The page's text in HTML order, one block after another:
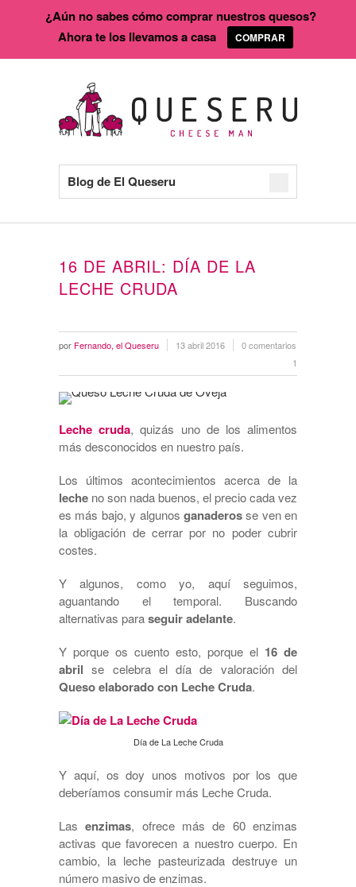
Blog de El Queseru
16 DE ABRIL: DÍA DE LA
LECHE CRUDA
por Fernando, el Queseru 13 abril 2016
0 comentarios
1
Leche cruda, quizás uno de los alimentos
más desconocidos en nuestro país.
Los últimos acontecimientos acerca de la
leche no son nada buenos, el precio cada vez
es más bajo, y algunos ganaderosse ven en
la obligación de cerrar por no poder cubrir
costes.
Y algunos, como yo, aquí seguimos,
aguantando el temporal. Buscando
alternativas paraseguir adelante.
Y porque os cuento esto, porque el 16 de
abril se celebra el día de valoración del
Queso elaborado con Leche Cruda.
Día de La Leche Cruda
Y aquí, os doy unos motivos por los que
deberíamos consumir más Leche Cruda.
Lasenzimas, ofrece más de 60 enzimas
activas que favorecen a nuestro cuerpo. En
cambio, la leche pasteurizada destruye un
número masivo de enzimas.
¿Aún no sabes cómo comprar nuestros quesos?
Ahora te los llevamos a casa
COMPRAR